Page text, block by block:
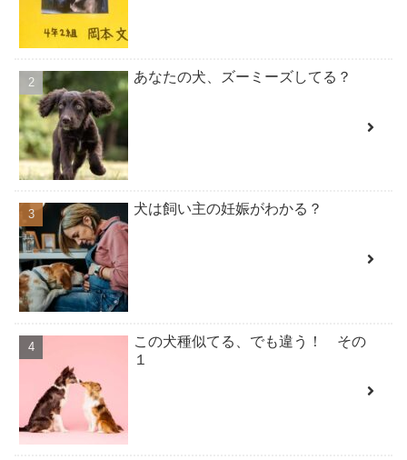
あなたの犬、ズーミーズしてる？
犬は飼い主の妊娠がわかる？
この犬種似てる、でも違う！ その
１